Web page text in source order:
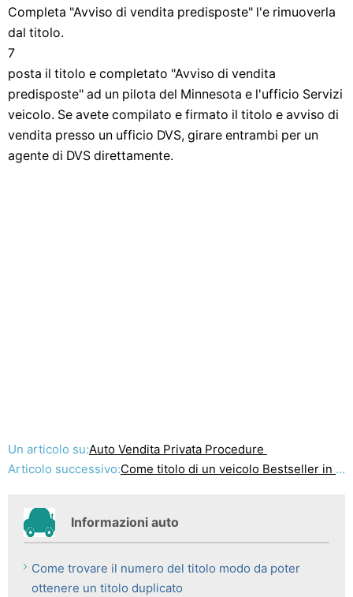
Completa "Avviso di vendita predisposte" l'e rimuoverla
dal titolo.
7
posta il titolo e completato "Avviso di vendita
predisposte" ad un pilota del Minnesota e l'ufficio Servizi
veicolo. Se avete compilato e firmato il titolo e avviso di
vendita presso un ufficio DVS, girare entrambi per un
agente di DVS direttamente.
Un articolo su:Auto Vendita Privata Procedure
Articolo successivo:Come titolo di un veicolo Bestseller in Michigan
Informazioni auto
Come trovare il numero del titolo modo da poter
ottenere un titolo duplicato